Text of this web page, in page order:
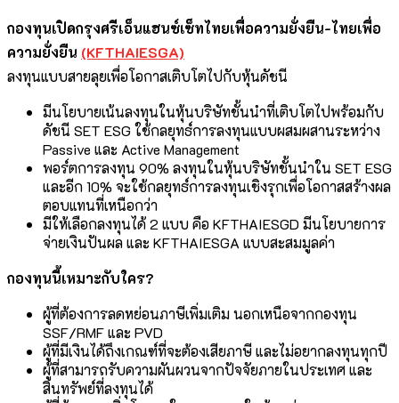
กองทุนเปิดกรุงศรีเอ็นแฮนซ์เซ็ทไทยเพื่อความยั่งยืน-ไทยเพื่อ
ความยั่งยืน (KFTHAIESGA)
ลงทุนแบบสายลุยเพื่อโอกาสเติบโตไปกับหุ้นดัชนี
มีนโยบายเน้นลงทุนในหุ้นบริษัทชั้นนำที่เติบโตไปพร้อมกับ
ดัชนี SET ESG ใช้กลยุทธ์การลงทุนแบบผสมผสานระหว่าง
Passive และ Active Management
พอร์ตการลงทุน 90% ลงทุนในหุ้นบริษัทชั้นนำใน SET ESG
และอีก 10% จะใช้กลยุทธ์การลงทุนเชิงรุกเพื่อโอกาสสร้างผล
ตอบแทนที่เหนือกว่า
มีให้เลือกลงทุนได้ 2 แบบ คือ KFTHAIESGD มีนโยบายการ
จ่ายเงินปันผล และ KFTHAIESGA แบบสะสมมูลค่า
กองทุนนี้เหมาะกับใคร?
ผู้ที่ต้องการลดหย่อนภาษีเพิ่มเติม นอกเหนือจากกองทุน
SSF/RMF และ PVD
ผู้ที่มีเงินได้ถึงเกณฑ์ที่จะต้องเสียภาษี และไม่อยากลงทุนทุกปี
ผู้ที่สามารถรับความผันผวนจากปัจจัยภายในประเทศ และ
สินทรัพย์ที่ลงทุนได้